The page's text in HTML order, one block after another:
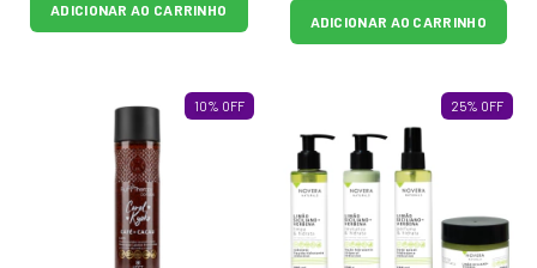
ADICIONAR AO CARRINHO
ADICIONAR AO CARRINHO
10% OFF 25% OFF